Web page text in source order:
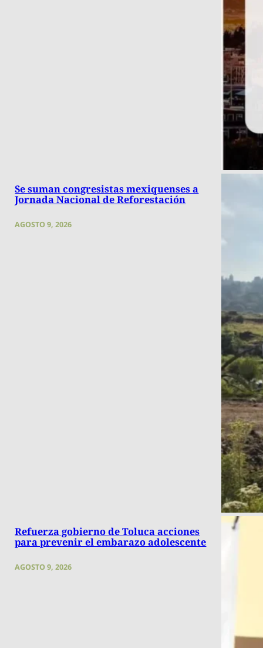
Se suman congresistas mexiquenses a
Jornada Nacional de Reforestación
AGOSTO 9, 2026
Refuerza gobierno de Toluca acciones
para prevenir el embarazo adolescente
AGOSTO 9, 2026